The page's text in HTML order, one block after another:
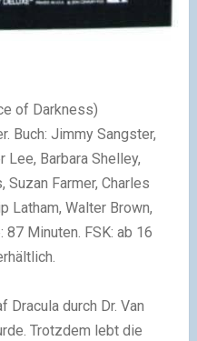
of Darkness)
Buch: Jimmy Sangster,
Lee, Barbara Shelley,
Farmer, Charles
Latham, Walter Brown,
87 Minuten. FSK: ab 16
Dracula durch Dr. Van
Trotzdem lebt die